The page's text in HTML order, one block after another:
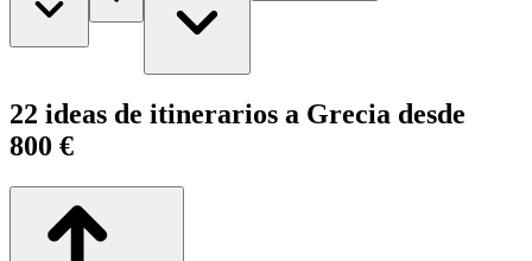
22 ideas de itinerarios a Grecia desde
800 €